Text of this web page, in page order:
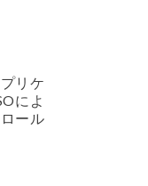
リケ
によ
ール